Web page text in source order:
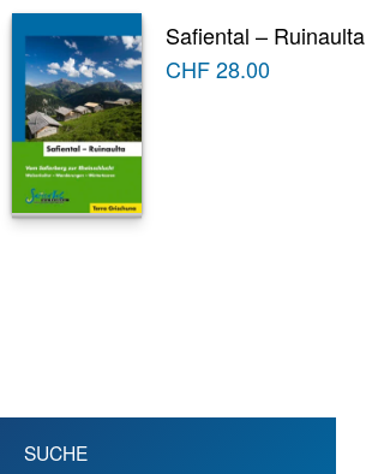
Safiental – Ruinaulta
CHF28.00
SUCHE